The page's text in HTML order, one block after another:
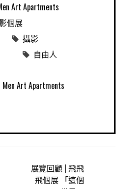
Art Apartments
個展
攝影
自由人
Art Apartments
展覽回顧 | 飛飛
飛個展 「這個